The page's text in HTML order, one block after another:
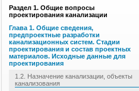
Раздел 1. Общие вопросы
проектирования канализации
Глава 1. Общие сведения,
предпроектные разработки
канализационных систем. Стадии
проектирования и состав проектных
материалов. Исходные данные для
проектирования
1.2. Назначение канализации, объекты
канализования